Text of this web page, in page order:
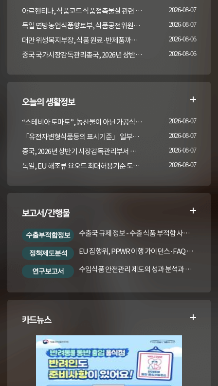
아르헨티나, 식품코드 식품접촉물질 관련 일부 조항 개정 2026-08-07
독일 연방농업식품향토부, 식품공전위원회의 갑각류 및 연체류 지침 개정 채택 고시 2026-08-07
대만 위생복지부장, 식품 원료·반제품까지 이상 통보 의무 확대 추진 2026-08-06
중국 국가시장감독관리총국, 2026년 상반기 시장감독관리부서 식품안전 감독 샘플검사 현황 통보 2026-08-06
오늘의 생활정보
“스테비아 토마토”, 농산물이 아닌 가공식품입니다 2026-08-07
「유전자변형식품등의 표시기준」 일부개정고시(안) 행정예고(식품의약품안전처 공고 제2026-389호, 2026. 8. 5.) 2026-08-07
중국, 2026년 상반기 시장감독관리부서 식품안전 감독 샘플검사 현황 통보 2026-08-07
독일, EU 해조류 요오드 최대허용기준 도입안 평가... 요오드 함량 표시 및 경고문 권고 2026-08-07
보고서/간행물
수출부적합정보 수출국 규제 정보 - 수출 식품 부적합 사례 및 관련 기준·규격('26년 1분기)
정책제도분석 EU 집행위, PPWR 이행 가이던스·FAQ 번역본
연구보고서 수입식품 안전관리 제도의 성과 분석과 수입식품법령의 재정비 방안
카드뉴스